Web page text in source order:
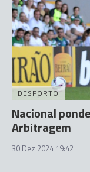
DESPORTO
Nacional
Arbitragem
30 Dez 2024 19:42